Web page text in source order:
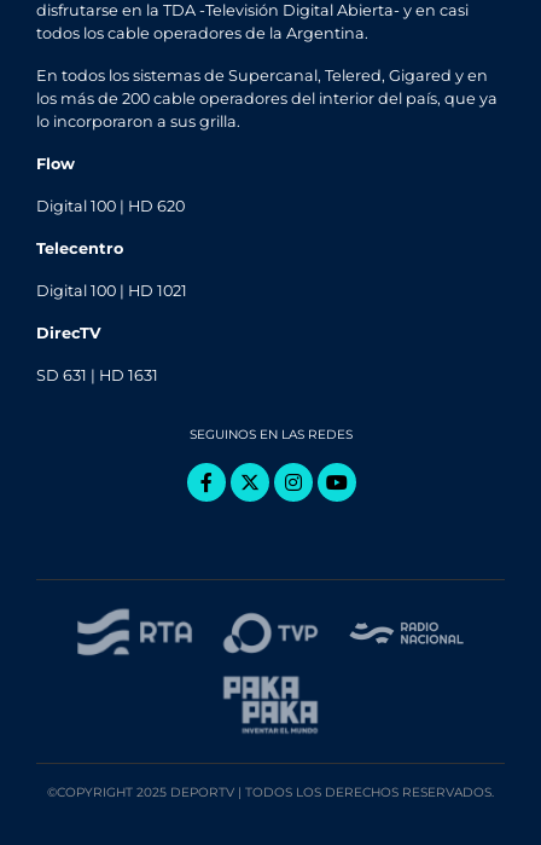
disfrutarse en la TDA -Televisión Digital Abierta- y en casi
todos los cable operadores de la Argentina.
En todos los sistemas de Supercanal, Telered, Gigared y en
los más de 200 cable operadores del interior del país, que ya
lo incorporaron a sus grilla.
Flow
Digital 100 | HD 620
Telecentro
Digital 100 | HD 1021
DirecTV
SD 631 | HD 1631
SEGUINOS EN LAS REDES
©COPYRIGHT 2025 DEPORTV | TODOS LOS DERECHOS RESERVADOS.